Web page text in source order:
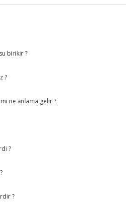
birikir ?
?
ne anlama gelir ?
?
?